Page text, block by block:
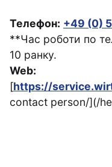
Телефон: +49 (0)
**Час роботи по
10 ранку.
Web:
[https://
contact person/](/